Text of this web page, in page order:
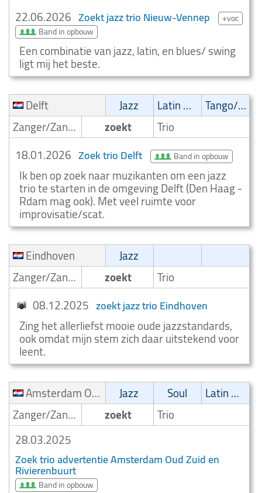
22.06.2026 Zoekt jazz trio Nieuw-Vennep
+voc
Band in opbouw
Een combinatie van jazz, latin, en blues/ swing
ligt mij het beste.
Delft
Jazz Latin muziek
Tango/Samba
Zanger/Zangeres
zoekt
Trio
18.01.2026 Zoek trio Delft Band in opbouw
Ik ben op zoek naar muzikanten om een jazz
trio te starten in de omgeving Delft (Den Haag -
Rdam mag ook). Met veel ruimte voor
improvisatie/scat.
Eindhoven
Jazz
Zanger/Zangeres
zoekt
Trio
08.12.2025 zoekt jazz trio Eindhoven
Zing het allerliefst mooie oude jazzstandards,
ook omdat mijn stem zich daar uitstekend voor
leent.
Amsterdam Oud Zuid en Rivierenbuurt
Jazz Soul
Latin muziek
Zanger/Zangeres
zoekt
Trio
28.03.2025
Zoek trio advertentie Amsterdam Oud Zuid en
Rivierenbuurt
Band in opbouw